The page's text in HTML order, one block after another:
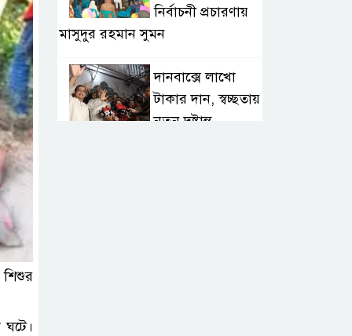
শিশুর
নির্বাচনী প্রচারণায়
মাসুদুর রহমান সুমন
দানবাক্সে লাখো
টাকার দান, স্বচ্ছতায়
নতুন দৃষ্টান্ত